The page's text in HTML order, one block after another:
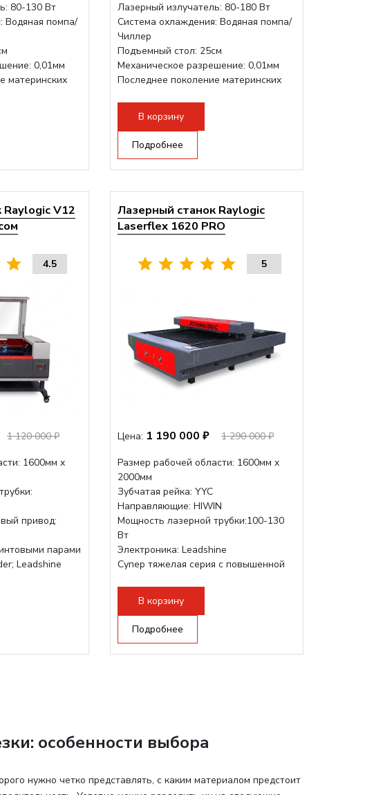
80-130 Вт
Водяная помпа/
0,01мм
материнских
Лазерный излучатель: 80-180 Вт
Система охлаждения: Водяная помпа/
Чиллер
Подъемный стол: 25см
Механическое разрешение: 0,01мм
Последнее поколение материнских
В корзину
Подробнее
V12
4.5
1 120 000 ₽
1600мм x
привод:
парами
Leadshine
Лазерный станок Raylogic
Laserflex 1620 PRO
5
Цена: 1 190 000 ₽
1 290 000 ₽
Размер рабочей области: 1600мм x
2000мм
Зубчатая рейка: YYC
Направляющие: HIWIN
Мощность лазерной трубки:100-130
Вт
Электроника: Leadshine
Супер тяжелая серия с повышенной
В корзину
Подробнее
особенности выбора
нужно четко представлять, с каким материалом предстоит